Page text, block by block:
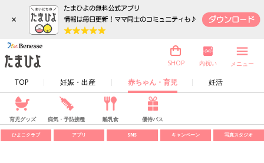
×
TOP 妊娠・出産 赤ちゃん・育児 妊活
SHOP 内祝い メニュー
育児グッズ 病気・予防接種 離乳食 優待パス
ひよこクラブ アプリ SNS キャンペーン 写真スタジオ